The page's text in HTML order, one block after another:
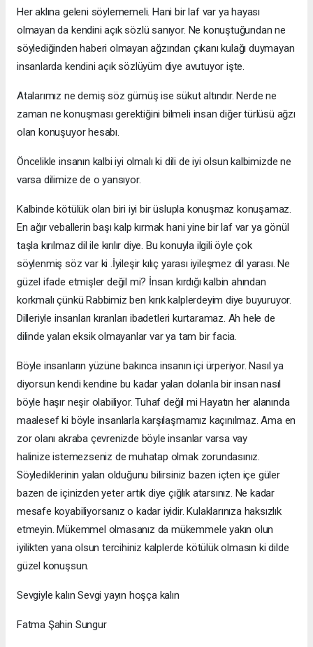
Her aklına geleni söylememeli. Hani bir laf var ya hayası
olmayan da kendini açık sözlü sanıyor. Ne konuştuğundan ne
söylediğinden haberi olmayan ağzından çıkanı kulağı duymayan
insanlarda kendini açık sözlüyüm diye avutuyor işte.
Atalarımız ne demiş söz gümüş ise sükut altındır. Nerde ne
zaman ne konuşması gerektiğini bilmeli insan diğer türlüsü ağzı
olan konuşuyor hesabı.
Öncelikle insanın kalbi iyi olmalı ki dili de iyi olsun kalbimizde ne
varsa dilimize de o yansıyor.
Kalbinde kötülük olan biri iyi bir üslupla konuşmaz konuşamaz.
En ağır veballerin başı kalp kırmak hani yine bir laf var ya gönül
taşla kırılmaz dil ile kırılır diye. Bu konuyla ilgili öyle çok
söylenmiş söz var ki .İyileşir kılıç yarası iyileşmez dil yarası. Ne
güzel ifade etmişler değil mi? İnsan kırdığı kalbin ahından
korkmalı çünkü Rabbimiz ben kırık kalplerdeyim diye buyuruyor.
Dilleriyle insanları kıranları ibadetleri kurtaramaz. Ah hele de
dilinde yalan eksik olmayanlar var ya tam bir facia.
Böyle insanların yüzüne bakınca insanın içi ürperiyor. Nasıl ya
diyorsun kendi kendine bu kadar yalan dolanla bir insan nasıl
böyle haşır neşir olabiliyor. Tuhaf değil mi Hayatın her alanında
maalesef ki böyle insanlarla karşılaşmamız kaçınılmaz. Ama en
zor olanı akraba çevrenizde böyle insanlar varsa vay
halinize istemezseniz de muhatap olmak zorundasınız.
Söylediklerinin yalan olduğunu bilirsiniz bazen içten içe güler
bazen de içinizden yeter artık diye çığlık atarsınız. Ne kadar
mesafe koyabiliyorsanız o kadar iyidir. Kulaklarınıza haksızlık
etmeyin. Mükemmel olmasanız da mükemmele yakın olun
iyilikten yana olsun tercihiniz kalplerde kötülük olmasın ki dilde
güzel konuşsun.
Sevgiyle kalın Sevgi yayın hoşça kalın
Fatma Şahin Sungur